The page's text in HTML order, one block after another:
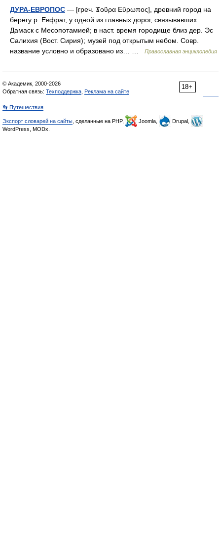
ДУРА-ЕВРОПОС — [греч. Ϫοῦρα Εὔρωπος], древний город на
берегу р. Евфрат, у одной из главных дорог, связывавших
Дамаск с Месопотамией; в наст. время городище близ дер. Эс
Салихия (Вост. Сирия); музей под открытым небом. Совр.
название условно и образовано из… …
Православная энциклопедия
18+
© Академик, 2000-2026
Обратная связь: Техподдержка Реклама на сайте
👣 Путешествия
Экспорт словарей на сайты , сделанные на PHP, Joomla,
Drupal,
WordPress, MODx.